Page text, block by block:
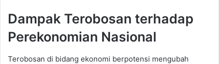
Dampak Terobosan terhadap
Perekonomian Nasional
Terobosan di bidang ekonomi berpotensi mengubah